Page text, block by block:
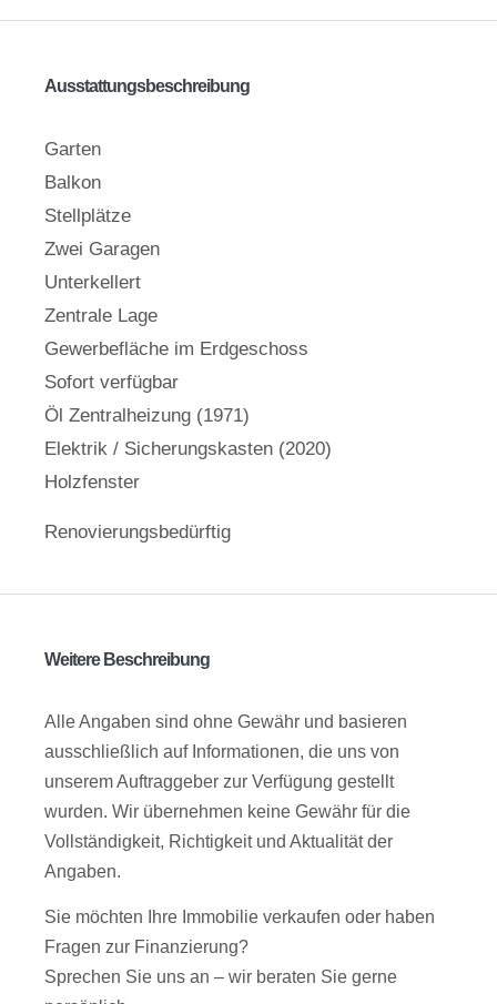
Ausstattungsbeschreibung
Garten
Balkon
Stellplätze
Zwei Garagen
Unterkellert
Zentrale Lage
Gewerbefläche im Erdgeschoss
Sofort verfügbar
Öl Zentralheizung (1971)
Elektrik / Sicherungskasten (2020)
Holzfenster
Renovierungsbedürftig
Weitere Beschreibung
Alle Angaben sind ohne Gewähr und basieren
ausschließlich auf Informationen, die uns von
unserem Auftraggeber zur Verfügung gestellt
wurden. Wir übernehmen keine Gewähr für die
Vollständigkeit, Richtigkeit und Aktualität der
Angaben.
Sie möchten Ihre Immobilie verkaufen oder haben
Fragen zur Finanzierung?
Sprechen Sie uns an – wir beraten Sie gerne